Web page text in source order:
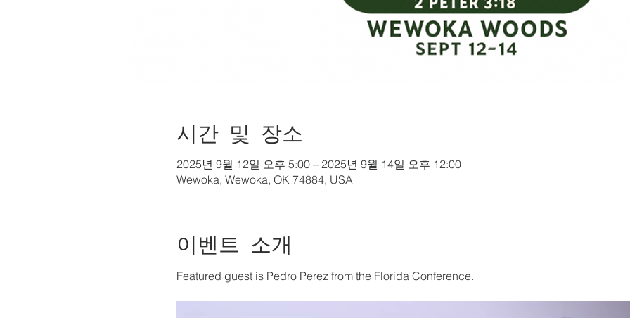
시간 및 장소
2025년 9월 12일 오후 5:00 – 2025년 9월 14일 오후 12:00
Wewoka, Wewoka, OK 74884, USA
이벤트 소개
Featured guest is Pedro Perez from the Florida Conference.